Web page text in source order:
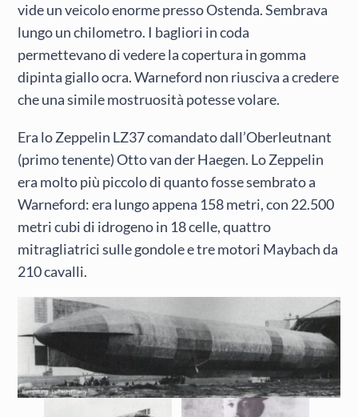
vide un veicolo enorme presso Ostenda. Sembrava
lungo un chilometro. I bagliori in coda
permettevano di vedere la copertura in gomma
dipinta giallo ocra. Warneford non riusciva a credere
che una simile mostruosità potesse volare.
Era lo Zeppelin LZ37 comandato dall’Oberleutnant
(primo tenente) Otto van der Haegen. Lo Zeppelin
era molto più piccolo di quanto fosse sembrato a
Warneford: era lungo appena 158 metri, con 22.500
metri cubi di idrogeno in 18 celle, quattro
mitragliatrici sulle gondole e tre motori Maybach da
210 cavalli.